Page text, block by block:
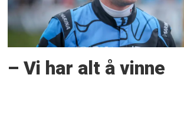
– Vi har alt å vinne